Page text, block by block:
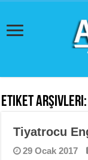
Etiket Arşivleri:
Tiyatrocu
29 Ocak 2017